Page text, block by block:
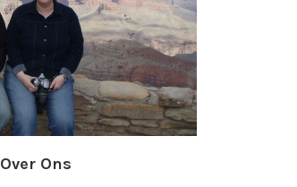
Over Ons